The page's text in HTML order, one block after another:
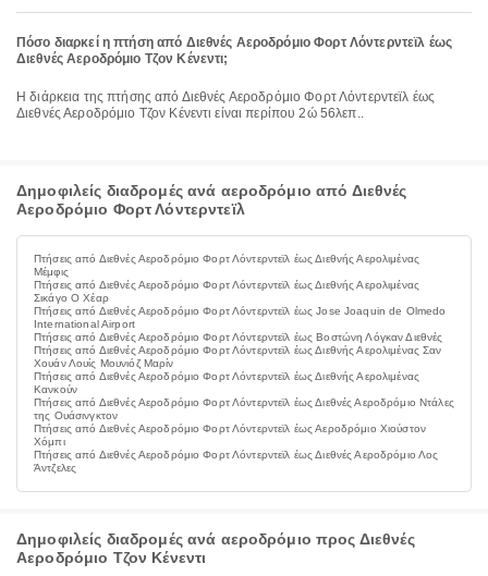
Πόσο διαρκεί η πτήση από Διεθνές Αεροδρόμιο Φορτ Λόντερντεϊλ έως
Διεθνές Αεροδρόμιο Τζον Κένεντι;
Η διάρκεια της πτήσης από Διεθνές Αεροδρόμιο Φορτ Λόντερντεϊλ έως
Διεθνές Αεροδρόμιο Τζον Κένεντι είναι περίπου 2ώ 56λεπ..
Δημοφιλείς διαδρομές ανά αεροδρόμιο από Διεθνές
Αεροδρόμιο Φορτ Λόντερντεϊλ
Πτήσεις από Διεθνές Αεροδρόμιο Φορτ Λόντερντεϊλ έως Διεθνής Αερολιμένας
Μέμφις
Πτήσεις από Διεθνές Αεροδρόμιο Φορτ Λόντερντεϊλ έως Διεθνής Αερολιμένας
Σικάγο Ο Χέαρ
Πτήσεις από Διεθνές Αεροδρόμιο Φορτ Λόντερντεϊλ έως Jose Joaquin de Olmedo
International Airport
Πτήσεις από Διεθνές Αεροδρόμιο Φορτ Λόντερντεϊλ έως Βοστώνη Λόγκαν Διεθνές
Πτήσεις από Διεθνές Αεροδρόμιο Φορτ Λόντερντεϊλ έως Διεθνής Αερολιμένας Σαν
Χουάν Λουίς Μουνιόζ Μαρίν
Πτήσεις από Διεθνές Αεροδρόμιο Φορτ Λόντερντεϊλ έως Διεθνής Αερολιμένας
Κανκούν
Πτήσεις από Διεθνές Αεροδρόμιο Φορτ Λόντερντεϊλ έως Διεθνές Αεροδρόμιο Ντάλες
της Ουάσινγκτον
Πτήσεις από Διεθνές Αεροδρόμιο Φορτ Λόντερντεϊλ έως Αεροδρόμιο Χιούστον
Χόμπι
Πτήσεις από Διεθνές Αεροδρόμιο Φορτ Λόντερντεϊλ έως Διεθνές Αεροδρόμιο Λος
Άντζελες
Δημοφιλείς διαδρομές ανά αεροδρόμιο προς Διεθνές
Αεροδρόμιο Τζον Κένεντι